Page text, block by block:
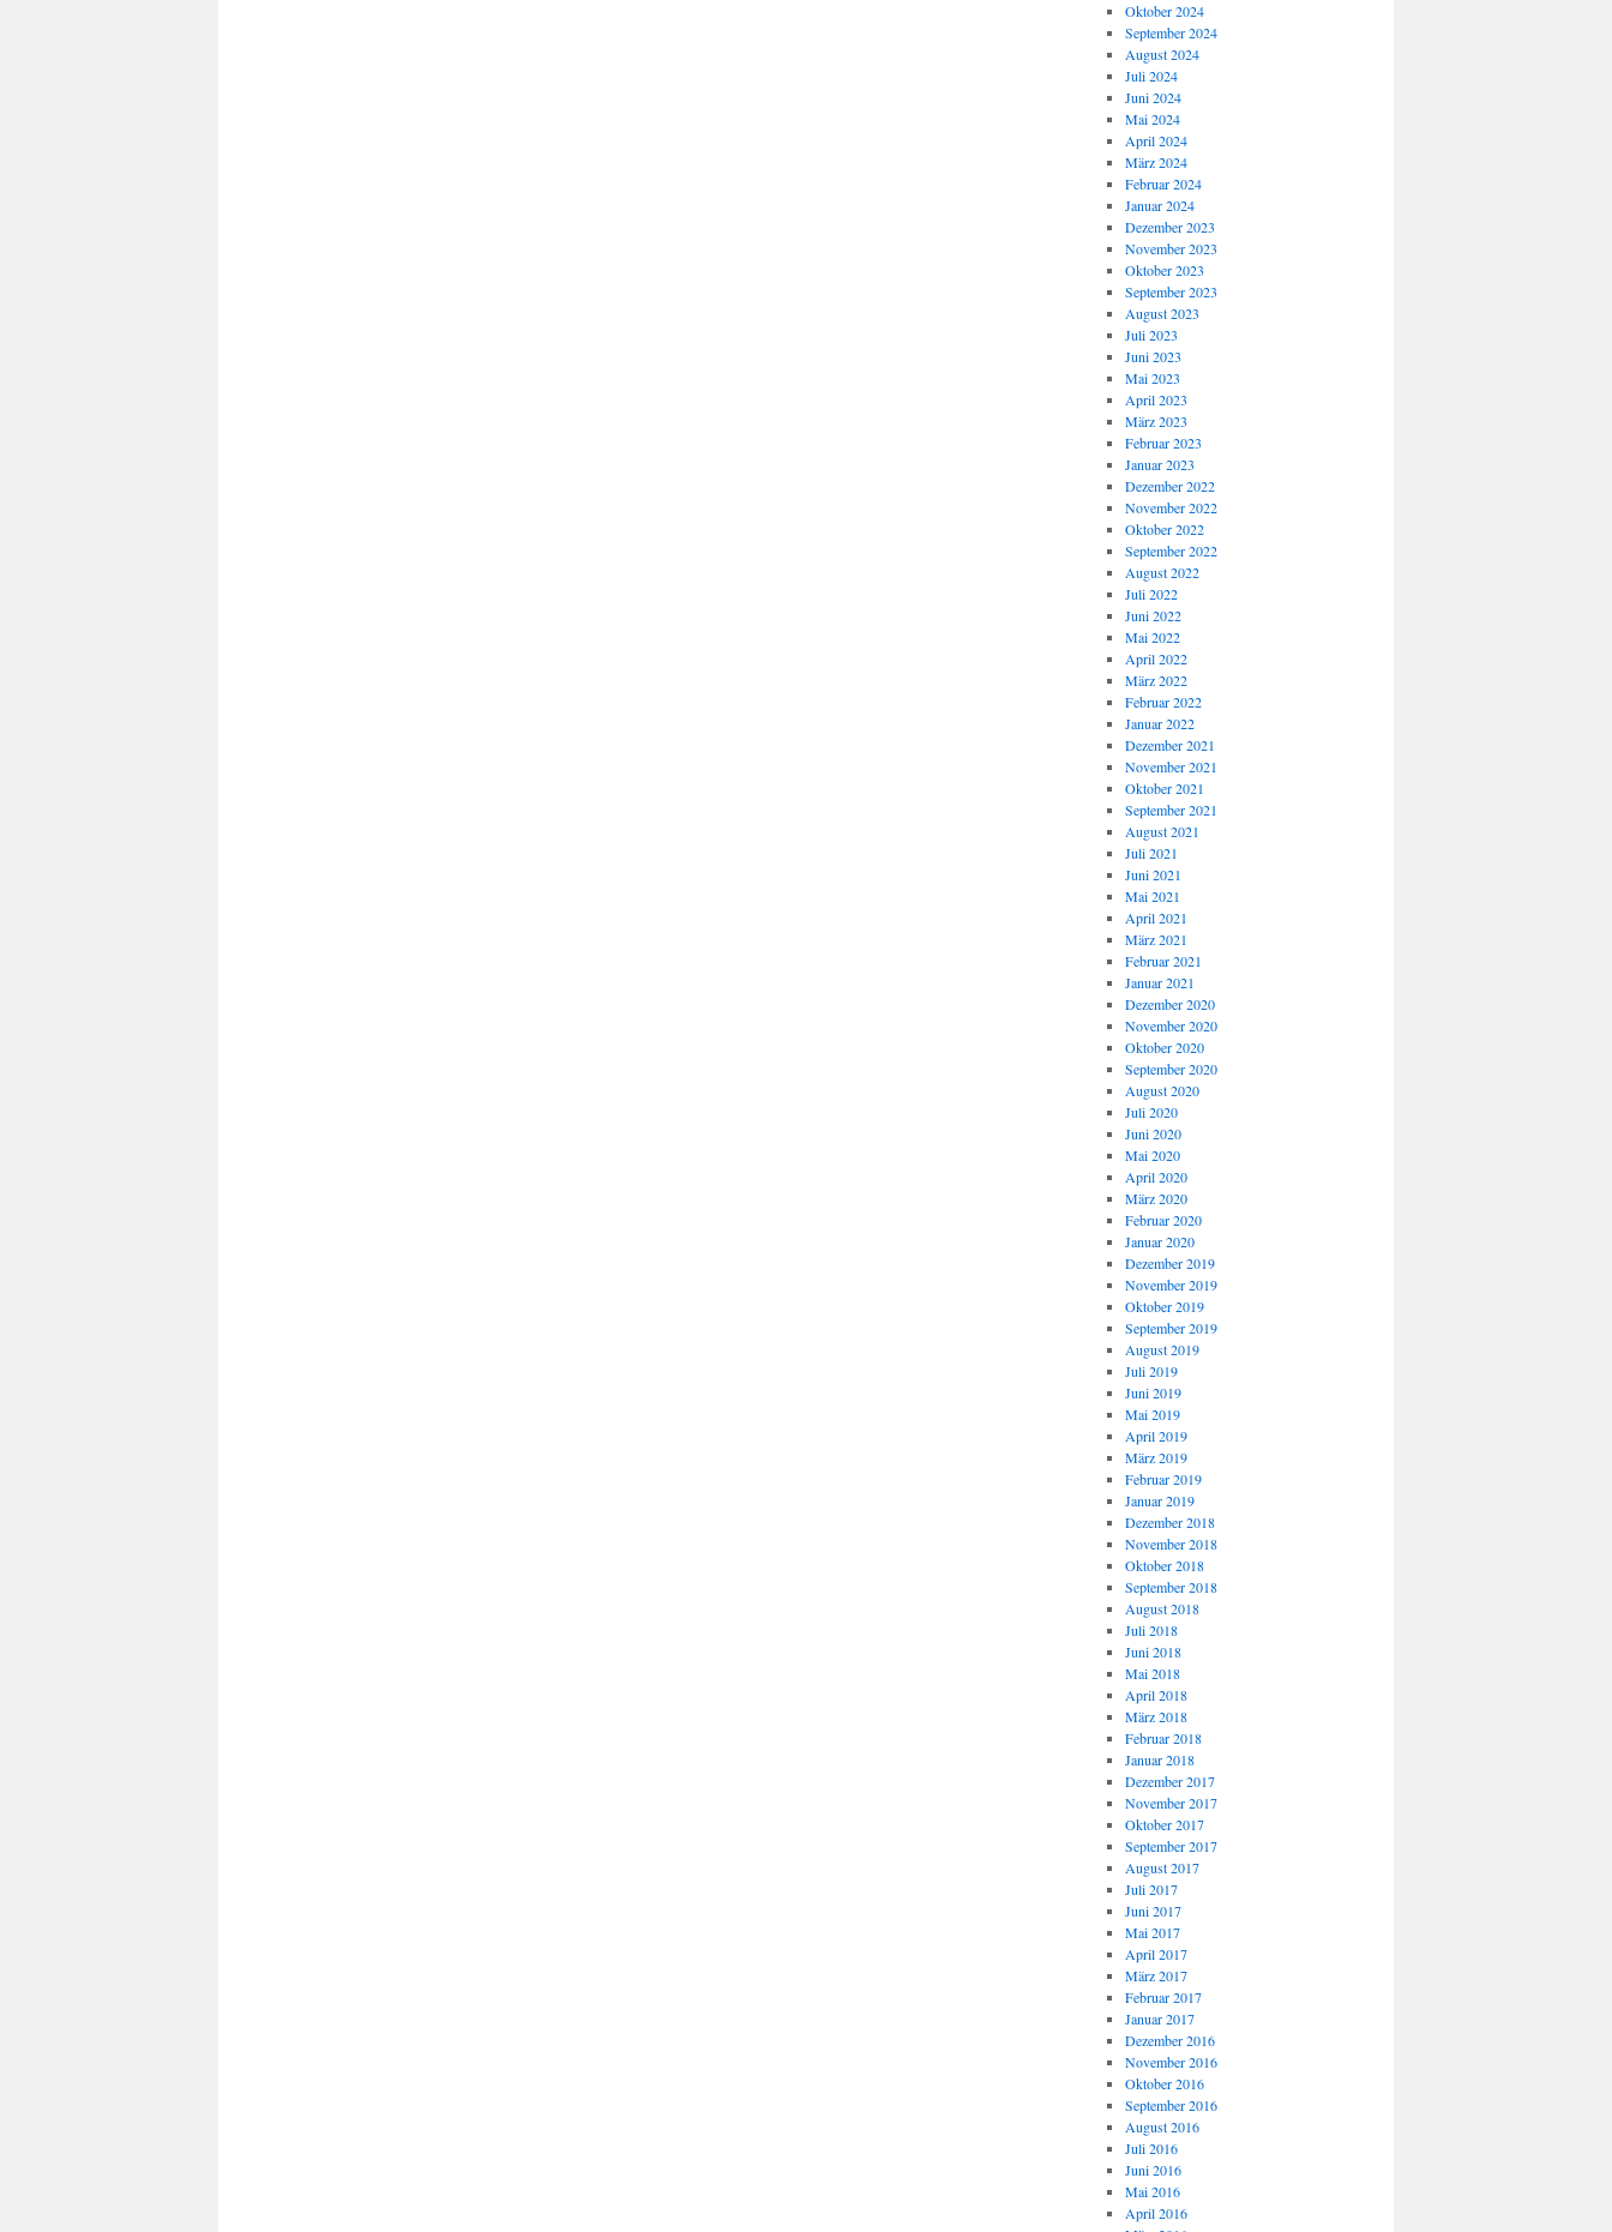
Oktober 2024
September 2024
August 2024
Juli 2024
Juni 2024
Mai 2024
April 2024
März 2024
Februar 2024
Januar 2024
Dezember 2023
November 2023
Oktober 2023
September 2023
August 2023
Juli 2023
Juni 2023
Mai 2023
April 2023
März 2023
Februar 2023
Januar 2023
Dezember 2022
November 2022
Oktober 2022
September 2022
August 2022
Juli 2022
Juni 2022
Mai 2022
April 2022
März 2022
Februar 2022
Januar 2022
Dezember 2021
November 2021
Oktober 2021
September 2021
August 2021
Juli 2021
Juni 2021
Mai 2021
April 2021
März 2021
Februar 2021
Januar 2021
Dezember 2020
November 2020
Oktober 2020
September 2020
August 2020
Juli 2020
Juni 2020
Mai 2020
April 2020
März 2020
Februar 2020
Januar 2020
Dezember 2019
November 2019
Oktober 2019
September 2019
August 2019
Juli 2019
Juni 2019
Mai 2019
April 2019
März 2019
Februar 2019
Januar 2019
Dezember 2018
November 2018
Oktober 2018
September 2018
August 2018
Juli 2018
Juni 2018
Mai 2018
April 2018
März 2018
Februar 2018
Januar 2018
Dezember 2017
November 2017
Oktober 2017
September 2017
August 2017
Juli 2017
Juni 2017
Mai 2017
April 2017
März 2017
Februar 2017
Januar 2017
Dezember 2016
November 2016
Oktober 2016
September 2016
August 2016
Juli 2016
Juni 2016
Mai 2016
April 2016